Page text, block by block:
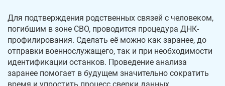
Для подтверждения родственных связей с человеком,
погибшим в зоне СВО, проводится процедура ДНК-
профилирования. Сделать её можно как заранее, до
отправки военнослужащего, так и при необходимости
идентификации останков. Проведение анализа
заранее помогает в будущем значительно сократить